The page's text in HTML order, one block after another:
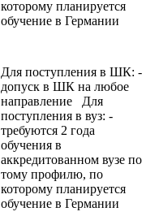
которому планируется
обучение в Германии
Для поступления в ШК: -
допуск в ШК на любое
направление Для
поступления в вуз: -
требуются 2 года
обучения в
аккредитованном вузе по
тому профилю, по
которому планируется
обучение в Германии